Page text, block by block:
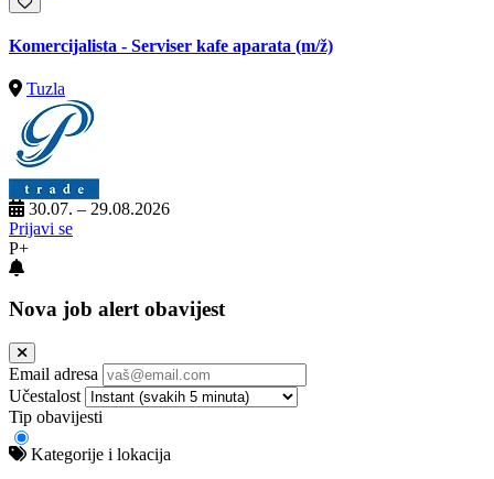
Komercijalista - Serviser kafe aparata (m/ž)
Tuzla
30.07. – 29.08.2026
Prijavi se
P+
Nova job alert obavijest
Email adresa
Učestalost
Tip obavijesti
Kategorije i lokacija